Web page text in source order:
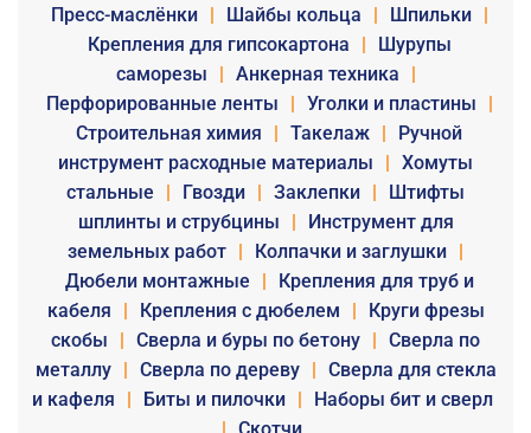
Пресс-маслёнки
| Шайбы кольца | Шпильки
|
Крепления для гипсокартона
|
Шурупы
саморезы
| Анкерная техника
|
Перфорированные ленты
| Уголки и пластины
|
Строительная химия
| Такелаж |
Ручной
инструмент расходные материалы
| Хомуты
стальные
| Гвозди | Заклепки |
Штифты
шплинты и струбцины
|
Инструмент для
земельных работ | Колпачки и заглушки |
Дюбели монтажные
|
Крепления для труб и
кабеля
| Крепления с дюбелем |
Круги фрезы
скобы
| Сверла и буры по бетону | Сверла по
металлу
| Сверла по дереву | Сверла для стекла
и кафеля
| Биты и пилочки |
Наборы бит и сверл
| Скотчи